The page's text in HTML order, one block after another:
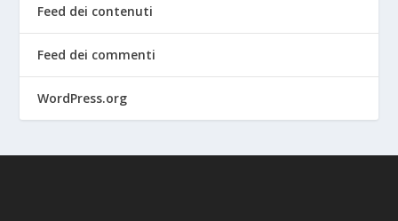
Feed dei contenuti
Feed dei commenti
WordPress.org